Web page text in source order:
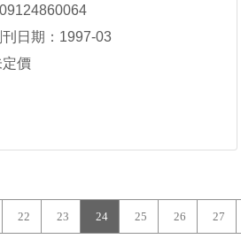
日期：1997-03
價
22 23 24 25 26 27